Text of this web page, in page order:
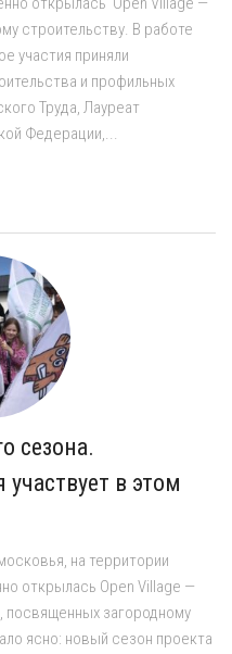
строительству. В работе
участия приняли
и профильных
Труда, Лауреат
Федерации,...
сезона.
в этом
на территории
открылась Open Village —
посвященных загородному
ясно: новый сезон проекта